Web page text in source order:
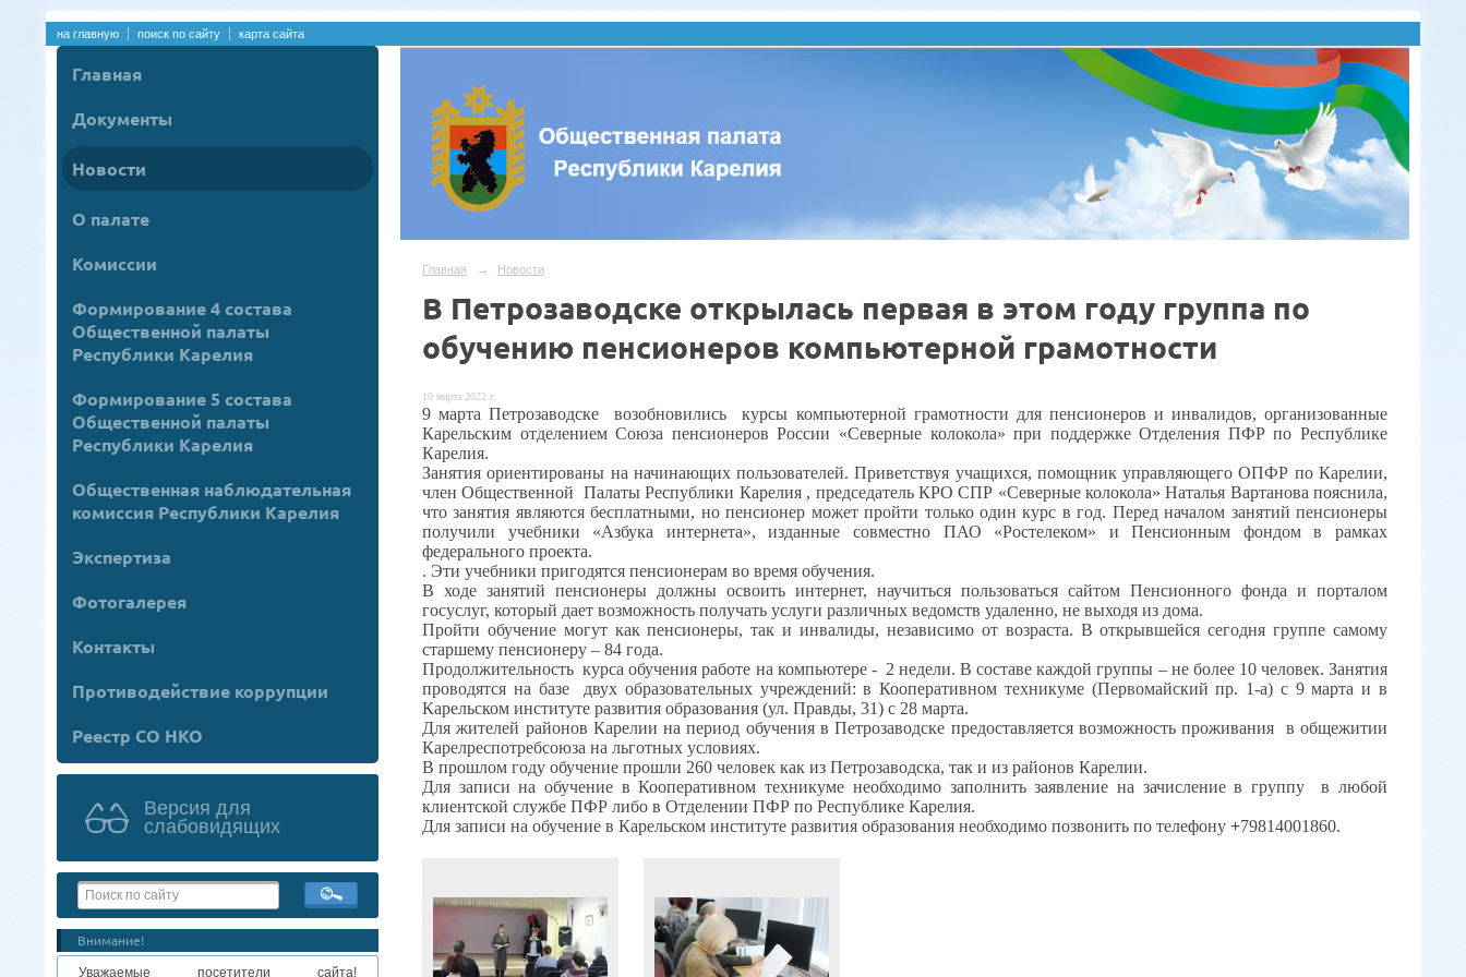
на главную поиск по сайту карта сайта
Главная
Документы
Новости
О палате
Комиссии
Формирование 4 состава
Общественной палаты
Республики Карелия
Формирование 5 состава
Общественной палаты
Республики Карелия
Общественная наблюдательная
комиссия Республики Карелия
Экспертиза
Фотогалерея
Контакты
Противодействие коррупции
Реестр СО НКО
Версия для
слабовидящих
Внимание!
Уважаемые посетители сайта!
Главная → Новости
В Петрозаводске открылась первая в этом году группа по
обучению пенсионеров компьютерной грамотности
10 марта 2022 г.
9 марта Петрозаводске возобновились
курсы компьютерной грамотности для пенсионеров и инвалидов, организованные
Карельским отделением Союза пенсионеров России «Северные колокола» при поддержке Отделения ПФР по Республике
Карелия.
Занятия ориентированы на начинающих пользователей. Приветствуя учащихся, помощник управляющего ОПФР по Карелии,
член Общественной Палаты Республики Карелия , председатель КРО СПР «Северные колокола» Наталья Вартанова пояснила,
что занятия являются бесплатными, но пенсионер может пройти только один курс в год. Перед началом занятий пенсионеры
получили учебники «Азбука интернета», изданные совместно ПАО «Ростелеком» и Пенсионным фондом в рамках
федерального проекта.
. Эти учебники пригодятся пенсионерам во время обучения.
В ходе занятий пенсионеры должны освоить интернет, научиться пользоваться сайтом Пенсионного фонда и порталом
госуслуг, который дает возможность получать услуги различных ведомств удаленно, не выходя из дома.
Пройти обучение могут как пенсионеры, так и инвалиды, независимо от возраста. В открывшейся сегодня группе самому
старшему пенсионеру – 84 года.
Продолжительность курса обучения работе на компьютере - 2 недели. В составе каждой группы – не более 10 человек. Занятия
проводятся на базе
двух образовательных учреждений: в Кооперативном техникуме (Первомайский пр. 1-а) с 9 марта и в
Карельском институте развития образования (ул. Правды, 31) с 28 марта.
Для жителей районов Карелии на период обучения в Петрозаводске предоставляется возможность проживания
в общежитии
Карелреспотребсоюза на льготных условиях.
В прошлом году обучение прошли 260 человек как из Петрозаводска, так и из районов Карелии.
Для записи на обучение в Кооперативном техникуме необходимо заполнить заявление на зачисление в группу
в любой
клиентской службе ПФР либо в Отделении ПФР по Республике Карелия.
Для записи на обучение в Карельском институте развития образования необходимо позвонить по телефону +79814001860.